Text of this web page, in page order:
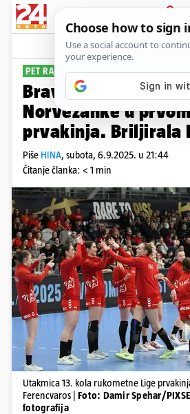
PRIJAVA
Sport
PET RAZLIKE
Bravo, cure!
Norvežanke u
prvakinja. Briljirala
Piše HINA, subota, 6.9.2025. u 21:44
Čitanje članka: < 1 min
Utakmica 13. kola rukometne Lige
Ferencvaros | Foto: Damir Spehar/
fotografija